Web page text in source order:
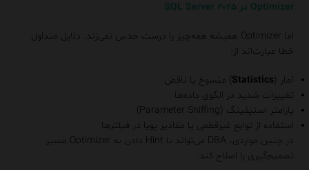
Optimizer در SQL Server ۲۰۲۵
اما Optimizer همیشه همه‌چیز را درست حدس نمی‌زند. دلایل متداول
خطا عبارت‌اند از:
آمار (Statistics) منسوخ یا ناقص
تغییرات شدید در الگوی داده‌ها
پارامتر اسنیفینگ (Parameter Sniffing)
استفاده از توابع غیرقطعی یا مقادیر پویا در فیلترها
در چنین مواردی، DBA می‌تواند با Hint دادن به Optimizer مسیر
تصمیم‌گیری را اصلاح کند.